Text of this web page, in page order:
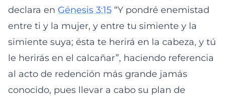
declara en Génesis 3:15 “Y pondré enemistad
entre ti y la mujer, y entre tu simiente y la
simiente suya; ésta te herirá en la cabeza, y tú
le herirás en el calcañar”, haciendo referencia
al acto de redención más grande jamás
conocido, pues llevar a cabo su plan de